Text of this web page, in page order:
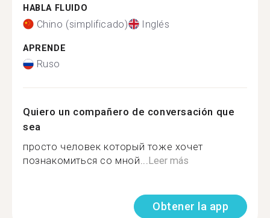
HABLA FLUIDO
Chino (simplificado) Inglés
APRENDE
Ruso
Quiero un compañero de conversación que
sea
просто человек который тоже хочет
познакомиться со мной...Leer más
Obtener la app